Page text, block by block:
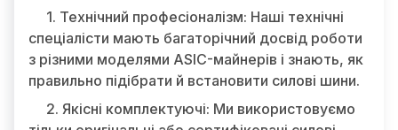
1. Технічний професіоналізм: Наші технічні
спеціалісти мають багаторічний досвід роботи
з різними моделями ASIC-майнерів і знають, як
правильно підібрати й встановити силові шини.
2. Якісні комплектуючі: Ми використовуємо